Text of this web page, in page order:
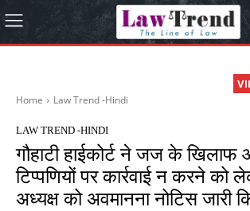
Home Law Trend -Hindi
LAW TREND -HINDI
गौहाटी हाईकोर्ट ने जज के
टिप्पणियों पर कार्रवाई न करने को
अध्यक्ष को अवमानना नोटिस जारी